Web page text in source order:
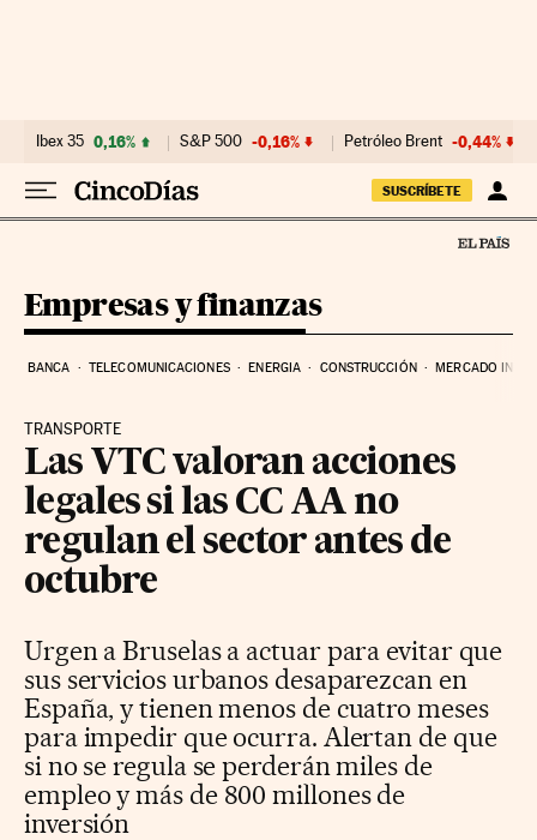
Ibex 35 0,16% S&P 500 -0,16% Petróleo Brent -0,44%
SUSCRÍBETE
Empresas y finanzas
BANCA TELECOMUNICACIONES ENERGIA CONSTRUCCIÓN MERCADO
TRANSPORTE
Las VTC valoran acciones
legales si las CC AA no
regulan el sector antes de
octubre
Urgen a Bruselas a actuar para evitar que
sus servicios urbanos desaparezcan en
España, y tienen menos de cuatro meses
para impedir que ocurra. Alertan de que
si no se regula se perderán miles de
empleo y más de 800 millones de
inversión